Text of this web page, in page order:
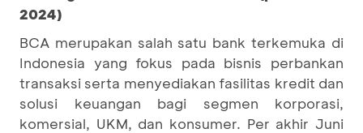
2024)
BCA merupakan salah satu bank terkemuka di
Indonesia yang fokus pada bisnis perbankan
transaksi serta menyediakan fasilitas kredit dan
solusi keuangan bagi segmen korporasi,
komersial, UKM, dan konsumer. Per akhir Juni